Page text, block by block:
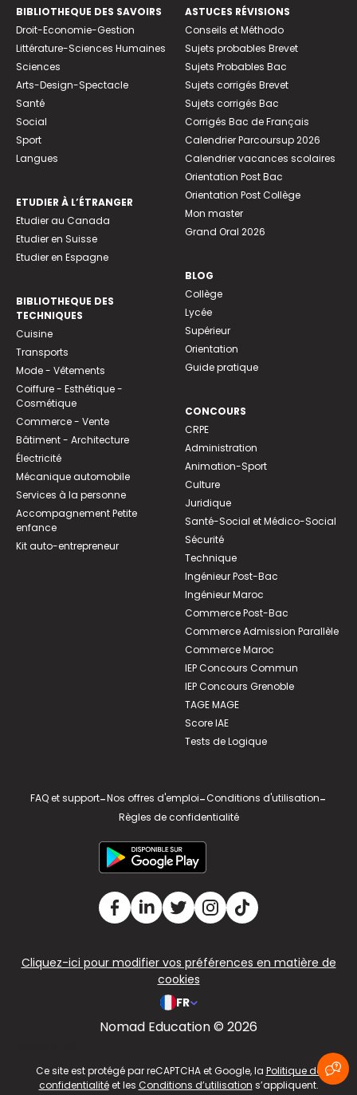
BIBLIOTHEQUE DES SAVOIRS
Droit-Economie-Gestion
Littérature-Sciences Humaines
Sciences
Arts-Design-Spectacle
Santé
Social
Sport
Langues
ETUDIER À L’ÉTRANGER
Etudier au Canada
Etudier en Suisse
Etudier en Espagne
BIBLIOTHEQUE DES
TECHNIQUES
Cuisine
Transports
Mode - Vêtements
Coiffure - Esthétique -
Cosmétique
Commerce - Vente
Bâtiment - Architecture
Électricité
Mécanique automobile
Services à la personne
Accompagnement Petite
enfance
Kit auto-entrepreneur
ASTUCES RÉVISIONS
Conseils et Méthodo
Sujets probables Brevet
Sujets Probables Bac
Sujets corrigés Brevet
Sujets corrigés Bac
Corrigés Bac de Français
Calendrier Parcoursup 2026
Calendrier vacances scolaires
Orientation Post Bac
Orientation Post Collège
Mon master
Grand Oral 2026
BLOG
Collège
Lycée
Supérieur
Orientation
Guide pratique
CONCOURS
CRPE
Administration
Animation-Sport
Culture
Juridique
Santé-Social et Médico-Social
Sécurité
Technique
Ingénieur Post-Bac
Ingénieur Maroc
Commerce Post-Bac
Commerce Admission Parallèle
Commerce Maroc
IEP Concours Commun
IEP Concours Grenoble
TAGE MAGE
Score IAE
Tests de Logique
FAQ et support-Nos offres d'emploi-Conditions d'utilisation-
Règles de confidentialité
Cliquez-ici pour modifier vos préférences en matière de
cookies
FR
Nomad Education © 2026
Ce site est protégé par reCAPTCHA et Google, la Politique de
confidentialitéet les Conditions d’utilisation s’appliquent.